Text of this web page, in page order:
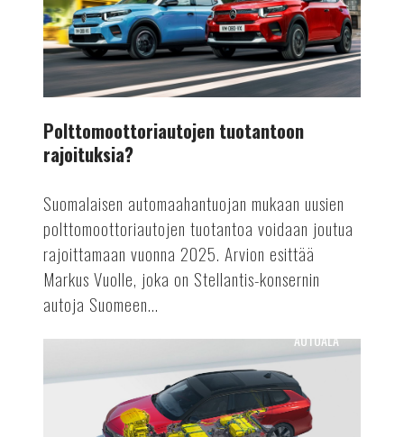
Polttomoottoriautojen tuotantoon
rajoituksia?
Suomalaisen automaahantuojan mukaan uusien
polttomoottoriautojen tuotantoa voidaan joutua
rajoittamaan vuonna 2025. Arvion esittää
Markus Vuolle, joka on Stellantis-konsernin
autoja Suomeen...
Vuoden
AUTOALA